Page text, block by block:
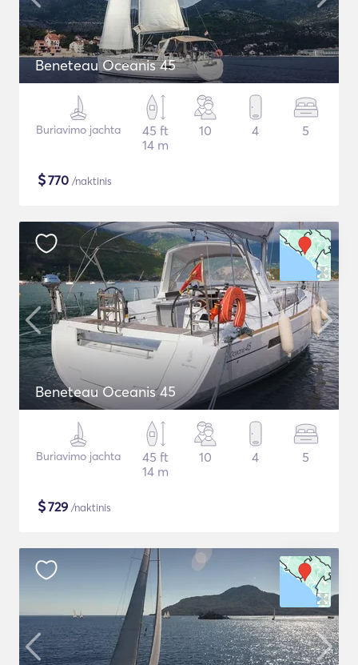
Beneteau Oceanis 45
Buriavimo jachta
45 ft
14 m
10 4 5
$770 /naktinis
Beneteau Oceanis 45
Buriavimo jachta
45 ft
14 m
10 4 5
$729 /naktinis